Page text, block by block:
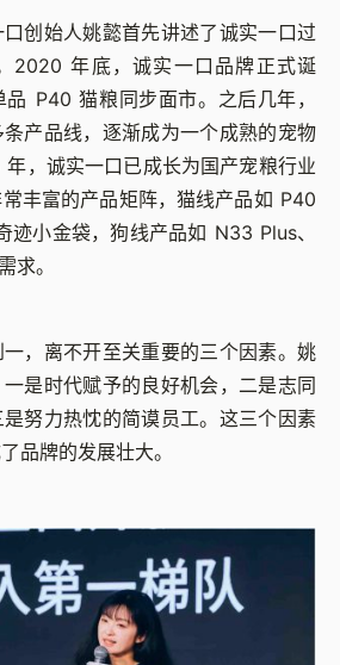
创始人姚懿首先讲述了诚实一口过
2020 年底，诚实一口品牌正式诞
P40 猫粮同步面市。之后几年，
产品线，逐渐成为一个成熟的宠物
，诚实一口已成长为国产宠粮行业
丰富的产品矩阵，猫线产品如 P40
迹小金袋，狗线产品如 N33 Plus、
求。
，离不开至关重要的三个因素。姚
是时代赋予的良好机会，二是志同
努力热忱的简谟员工。这三个因素
品牌的发展壮大。